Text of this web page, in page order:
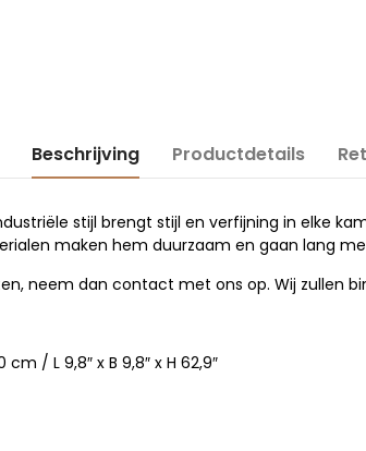
Beschrijving Productdetails
stijl brengt stijl en verfijning in elke
maken hem duurzaam en gaan lang
neem dan contact met ons op. Wij zullen
/ L 9,8″ x B 9,8″ x H 62,9″